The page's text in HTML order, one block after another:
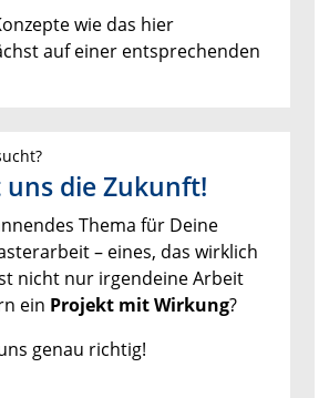
wie das hier
auf einer entsprechenden
die Zukunft!
Thema für Deine
– eines, das wirklich
nicht nur irgendeine Arbeit
ein Projekt mit Wirkung?
genau richtig!